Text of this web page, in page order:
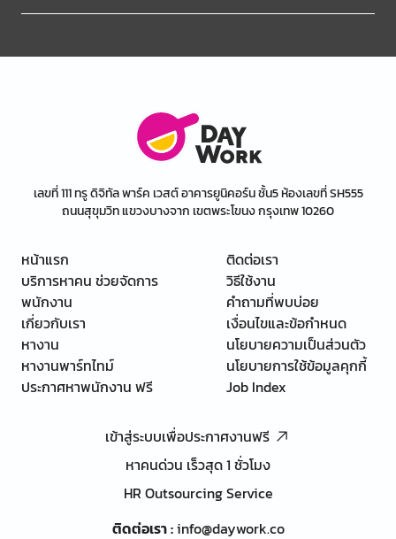
เลขที่ 111 ทรู ดิจิทัล พาร์ค เวสต์ อาคารยูนิคอร์น ชั้น5 ห้องเลขที่ SH555
ถนนสุขุมวิท แขวงบางจาก เขตพระโขนง กรุงเทพ 10260
หน้าแรก
บริการหาคน ช่วยจัดการ
พนักงาน
เกี่ยวกับเรา
หางาน
หางานพาร์ทไทม์
ประกาศหาพนักงาน ฟรี
ติดต่อเรา
วิธีใช้งาน
คำถามที่พบบ่อย
เงื่อนไขและข้อกำหนด
นโยบายความเป็นส่วนตัว
นโยบายการใช้ข้อมูลคุกกี้
Job Index
เข้าสู่ระบบเพื่อประกาศงานฟรี
หาคนด่วน เร็วสุด 1 ชั่วโมง
HR Outsourcing Service
ติดต่อเรา:info@daywork.co